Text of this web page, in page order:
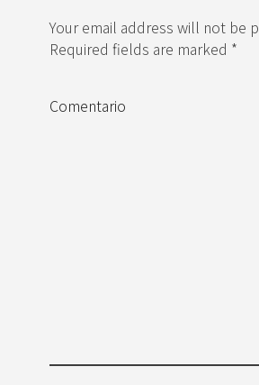
Your email address will not be
Required fields are marked *
Comentario